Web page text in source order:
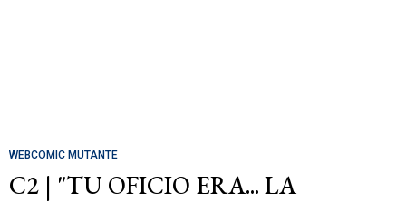
WEBCOMIC MUTANTE
C2 | "TU OFICIO ERA... LA